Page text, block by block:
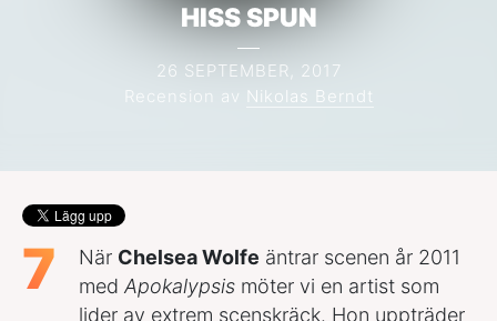
HISS SPUN
26 SEPTEMBER, 2017
Recension av Nikolas Berndt
7 När Chelsea Wolfe äntrar scenen år 2011
med Apokalypsis möter vi en artist som
lider av extrem scenskräck. Hon uppträder